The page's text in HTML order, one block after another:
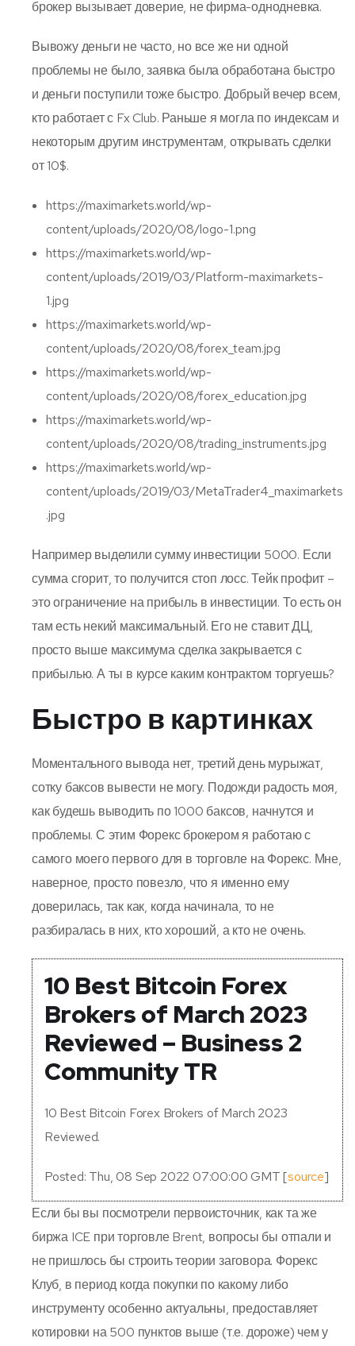
брокер вызывает доверие, не фирма-однодневка.
Вывожу деньги не часто, но все же ни одной
проблемы не было, заявка была обработана быстро
и деньги поступили тоже быстро. Добрый вечер всем,
кто работает с Fx Club. Раньше я могла по индексам и
некоторым другим инструментам, открывать сделки
от 10$.
https://maximarkets.world/wp-
content/uploads/2020/08/logo-1.png
https://maximarkets.world/wp-
content/uploads/2019/03/Platform-maximarkets-
1.jpg
https://maximarkets.world/wp-
content/uploads/2020/08/forex_team.jpg
https://maximarkets.world/wp-
content/uploads/2020/08/forex_education.jpg
https://maximarkets.world/wp-
content/uploads/2020/08/trading_instruments.jpg
https://maximarkets.world/wp-
content/uploads/2019/03/MetaTrader4_maximarkets
.jpg
Например выделили сумму инвестиции 5000. Если
сумма сгорит, то получится стоп лосс. Тейк профит –
это ограничение на прибыль в инвестиции. То есть он
там есть некий максимальный. Его не ставит ДЦ,
просто выше максимума сделка закрывается с
прибылью. А ты в курсе каким контрактом торгуешь?
Быстро в картинках
Моментального вывода нет, третий день мурыжат,
сотку баксов вывести не могу. Подожди радость моя,
как будешь выводить по 1000 баксов, начнутся и
проблемы. С этим Форекс брокером я работаю с
самого моего первого для в торговле на Форекс. Мне,
наверное, просто повезло, что я именно ему
доверилась, так как, когда начинала, то не
разбиралась в них, кто хороший, а кто не очень.
10 Best Bitcoin Forex
Brokers of March 2023
Reviewed – Business 2
Community TR
10 Best Bitcoin Forex Brokers of March 2023
Reviewed.
Posted: Thu, 08 Sep 2022 07:00:00 GMT [source]
Если бы вы посмотрели первоисточник, как та же
биржа ICE при торговле Brent, вопросы бы отпали и
не пришлось бы строить теории заговора. Форекс
Клуб, в период когда покупки по какому либо
инструменту особенно актуальны, предоставляет
котировки на 500 пунктов выше (т.е. дороже) чем у